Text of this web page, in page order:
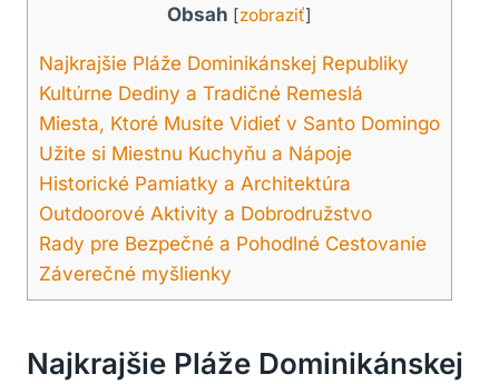
Obsah [zobraziť]
Najkrajšie Pláže Dominikánskej Republiky
Kultúrne Dediny a Tradičné Remeslá
Miesta, Ktoré Musíte Vidieť v Santo Domingo
Užite si Miestnu Kuchyňu a Nápoje
Historické Pamiatky a Architektúra
Outdoorové Aktivity a Dobrodružstvo
Rady pre Bezpečné a Pohodlné Cestovanie
Záverečné myšlienky
Najkrajšie Pláže Dominikánskej